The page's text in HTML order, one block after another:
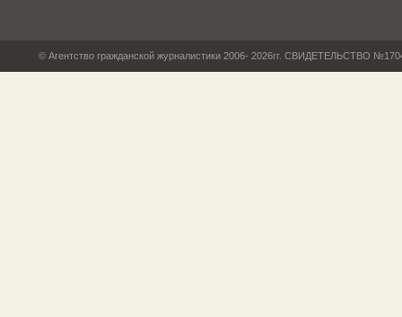
© Агентство гражданской журналистики 2006- 2026гг. СВИДЕТЕЛЬСТВО